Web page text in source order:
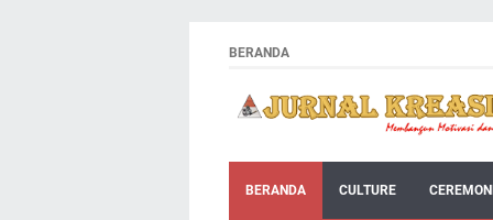
BERANDA
BERANDA CULTURE CEREMONI